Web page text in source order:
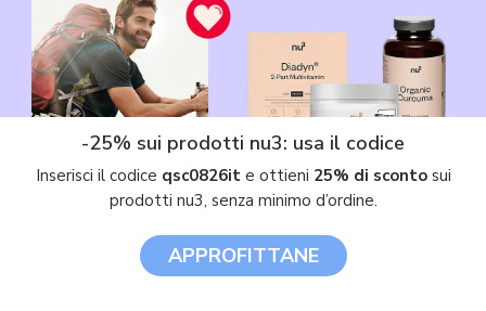
Francesca Maculan23 maggio 2025
Dopo il freddo e la pioggia dei mesi invernali, non c'è nulla di più piacevole
dell'esporsi al calore del sole: oltre a regalare alla pelle una tinta dorata,
infatti, i raggi solari migliorano l'umore e aiutano il corpo a produrre la
preziosa vitamina D. Troppo spesso, però, dimentichiamo che l'e
-25% sui prodotti nu3: usa il codice
Inserisci il codice qsc0826ite ottieni 25% di scontosui
prodotti nu3, senza minimo d’ordine.
APPROFITTANE